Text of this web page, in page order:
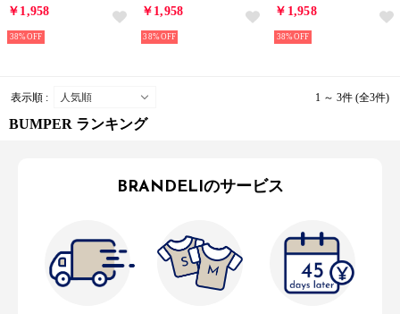
￥1,958
38%
￥1,958
38%
￥1,958
38%
表示順 : 1 ～ 3件 (全3件)
BUMPER ランキング
BRANDELIのサービス